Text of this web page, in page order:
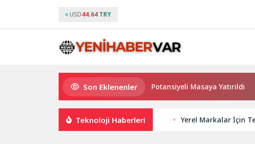
USD44.64 TRY
Son Eklenenler
Haymana’nın Geleceği ve Yatırım Potansiyeli Masaya Yatırıldı
Teknoloji Haberleri Yerel Markalar İçin